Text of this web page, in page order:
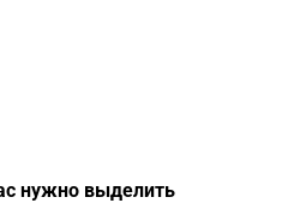
нужно выделить